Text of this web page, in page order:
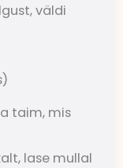
väldi
taim, mis
lase mullal